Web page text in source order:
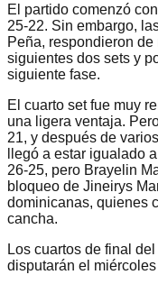
El partido comenzó
25-22. Sin embargo,
Peña, respondieron
siguientes dos sets y
siguiente fase.
El cuarto set fue muy
una ligera ventaja.
21, y después de
llegó a estar igualado
26-25, pero Brayelin
bloqueo de Jineirys
dominicanas, quienes
cancha.
Los cuartos de final
disputarán el